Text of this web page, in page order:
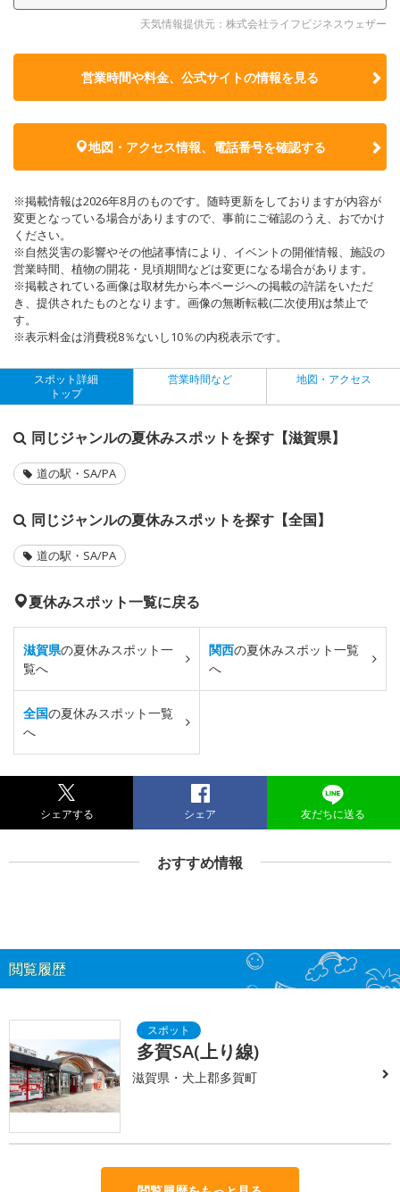
天気情報提供元：株式会社ライフビジネスウェザー
営業時間や料金、公式サイトの情報を見る
地図・アクセス情報、電話番号を確認する
※掲載情報は2026年8月のものです。随時更新をしておりますが内容が
変更となっている場合がありますので、事前にご確認のうえ、おでかけ
ください。
※自然災害の影響やその他諸事情により、イベントの開催情報、施設の
営業時間、植物の開花・見頃期間などは変更になる場合があります。
※掲載されている画像は取材先から本ページへの掲載の許諾をいただ
き、提供されたものとなります。画像の無断転載(二次使用)は禁止で
す。
※表示料金は消費税8％ないし10％の内税表示です。
スポット詳細
トップ
営業時間など 地図・アクセス
同じジャンルの夏休みスポットを探す【滋賀県】
道の駅・SA/PA
同じジャンルの夏休みスポットを探す【全国】
道の駅・SA/PA
夏休みスポット一覧に戻る
滋賀県の夏休みスポット一
覧へ
関西の夏休みスポット一覧
へ
全国の夏休みスポット一覧
へ
シェアする シェア 友だちに送る
おすすめ情報
閲覧履歴
多賀SA(上り線)
滋賀県・犬上郡多賀町